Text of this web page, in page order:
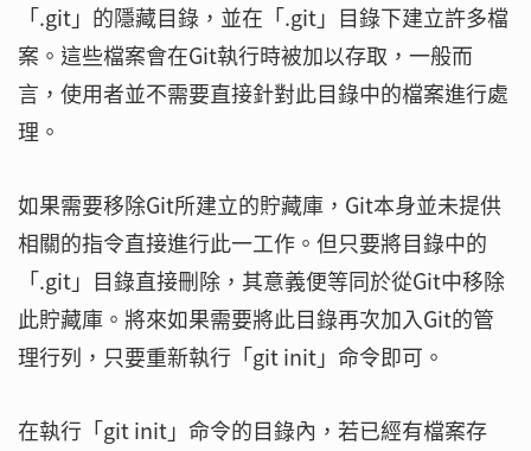
「.git」的隱藏目錄，並在「.git」目錄下建立許多檔
案。這些檔案會在Git執行時被加以存取，一般而
言，使用者並不需要直接針對此目錄中的檔案進行處
理。
如果需要移除Git所建立的貯藏庫，Git本身並未提供
相關的指令直接進行此一工作。但只要將目錄中的
「.git」目錄直接刪除，其意義便等同於從Git中移除
此貯藏庫。將來如果需要將此目錄再次加入Git的管
理行列，只要重新執行「git init」命令即可。
在執行「git init」命令的目錄內，若已經有檔案存